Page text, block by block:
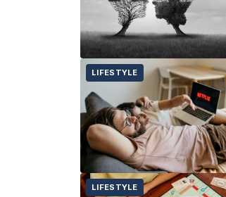
LIFESTYLE
LIFESTYLE